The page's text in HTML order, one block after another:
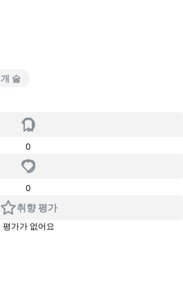
개 술
0
0
취향 평가
평가가 없어요